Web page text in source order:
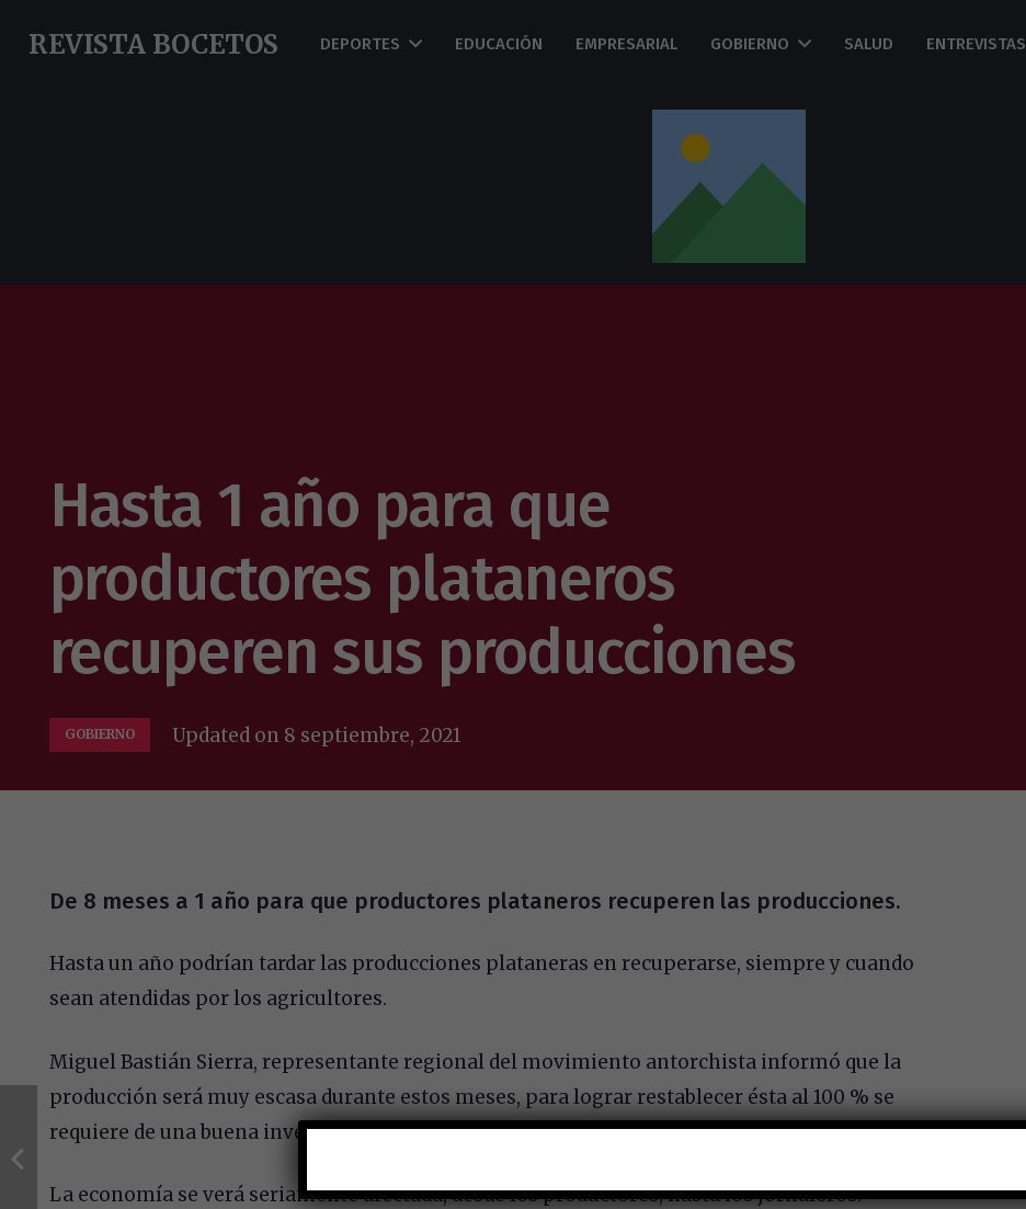
REVISTA BOCETOS DEPORTES EDUCACIÓN EMPRESARIAL GOBIERNO SALUD ENTREVISTAS
Hasta 1 año para que
productores plataneros
recuperen sus producciones
GOBIERNO Updated on 8 septiembre, 2021
De 8 meses a 1 año para que productores plataneros recuperen las producciones.
Hasta un año podrían tardar las producciones plataneras en recuperarse, siempre y cuando
sean atendidas por los agricultores.
Miguel Bastián Sierra, representante regional del movimiento antorchista informó que la
producción será muy escasa durante estos meses, para lograr restablecer ésta al 100 % se
requiere de una buena inversión en insumos agrícolas.
La economía se verá seriamente afectada, desde los productores, hasta los jornaleros.